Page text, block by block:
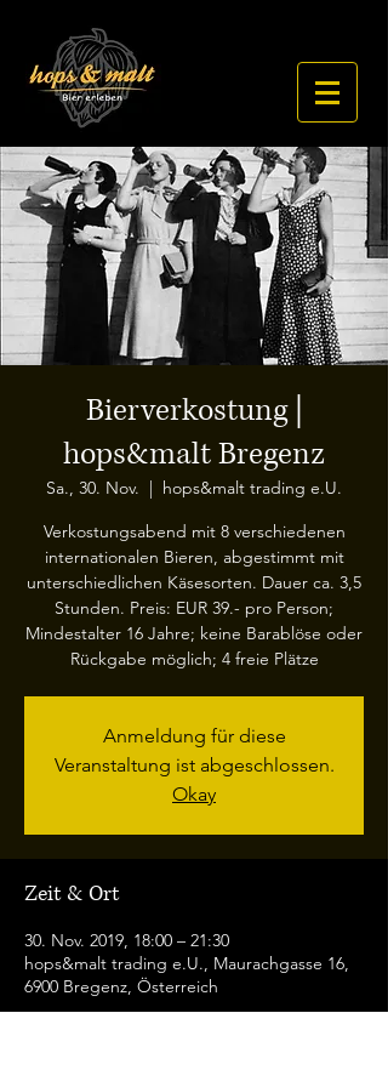
Bierverkostung |
hops&malt Bregenz
Sa., 30. Nov.
  |
hops&malt trading e.U.
Verkostungsabend mit 8 verschiedenen
internationalen Bieren, abgestimmt mit
unterschiedlichen Käsesorten. Dauer ca. 3,5
Stunden. Preis: EUR 39.- pro Person;
Mindestalter 16 Jahre; keine Barablöse oder
Rückgabe möglich; 4 freie Plätze
Anmeldung für diese
Veranstaltung ist abgeschlossen.
Okay
Zeit & Ort
30. Nov. 2019, 18:00 – 21:30
hops&malt trading e.U., Maurachgasse 16,
6900 Bregenz, Österreich